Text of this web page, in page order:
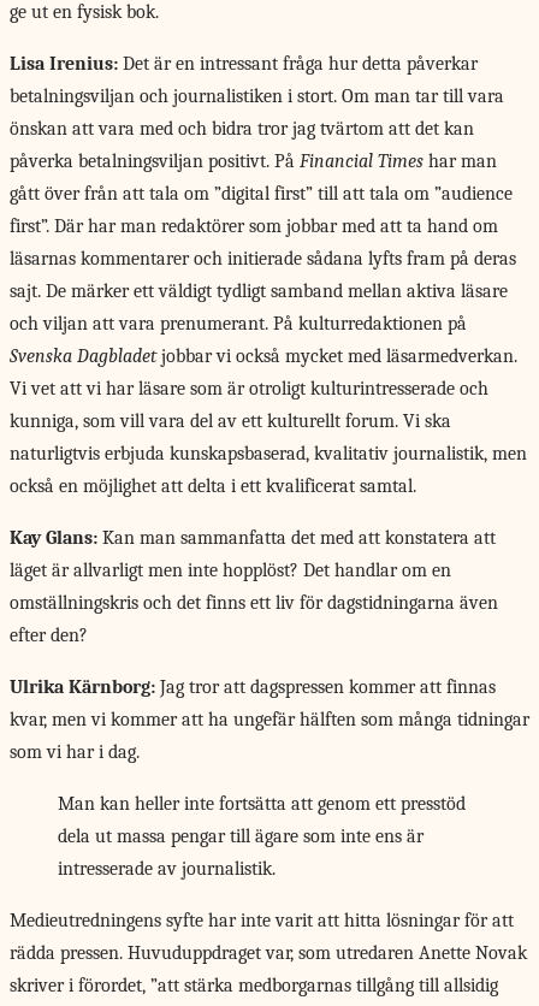
ge ut en fysisk bok.
Lisa Irenius: Det är en intressant fråga hur detta påverkar
betalningsviljan och journalistiken i stort. Om man tar till vara
önskan att vara med och bidra tror jag tvärtom att det kan
påverka betalningsviljan positivt. På Financial Times har man
gått över från att tala om ”digital first” till att tala om ”audience
first”. Där har man redaktörer som jobbar med att ta hand om
läsarnas kommentarer och initierade sådana lyfts fram på deras
sajt. De märker ett väldigt tydligt samband mellan aktiva läsare
och viljan att vara prenumerant. På kulturredaktionen på
Svenska Dagbladetjobbar vi också mycket med läsarmedverkan.
Vi vet att vi har läsare som är otroligt kulturintresserade och
kunniga, som vill vara del av ett kulturellt forum. Vi ska
naturligtvis erbjuda kunskapsbaserad, kvalitativ journalistik, men
också en möjlighet att delta i ett kvalificerat samtal.
Kay Glans: Kan man sammanfatta det med att konstatera att
läget är allvarligt men inte hopplöst? Det handlar om en
omställningskris och det finns ett liv för dagstidningarna även
efter den?
Ulrika Kärnborg: Jag tror att dagspressen kommer att finnas
kvar, men vi kommer att ha ungefär hälften som många tidningar
som vi har i dag.
Man kan heller inte fortsätta att genom ett presstöd
dela ut massa pengar till ägare som inte ens är
intresserade av journalistik.
Medieutredningens syfte harinte varit att hitta lösningar för att
rädda pressen. Huvuduppdraget var, som utredaren Anette Novak
skriver i förordet, ”att stärka medborgarnas tillgång till allsidig